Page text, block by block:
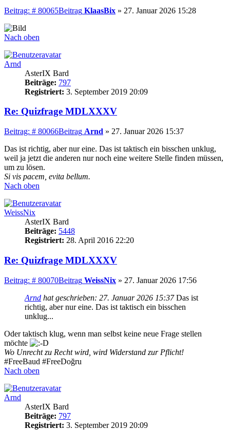
Beitrag: # 80065Beitrag KlaasBix » 27. Januar 2026 15:28
Nach oben
Arnd
AsterIX Bard
Beiträge: 797
Registriert: 3. September 2019 20:09
Re: Quizfrage MDLXXXV
Beitrag: # 80066Beitrag Arnd » 27. Januar 2026 15:37
Das ist richtig, aber nur eine. Das ist taktisch ein bisschen unklug,
weil ja jetzt die anderen nur noch eine weitere Stelle finden müssen,
um zu lösen.
Si vis pacem, evita bellum.
Nach oben
WeissNix
AsterIX Bard
Beiträge: 5448
Registriert: 28. April 2016 22:20
Re: Quizfrage MDLXXXV
Beitrag: # 80070Beitrag WeissNix » 27. Januar 2026 17:56
Arnd hat geschrieben: 27. Januar 2026 15:37Das ist
richtig, aber nur eine. Das ist taktisch ein bisschen
unklug...
Oder taktisch klug, wenn man selbst keine neue Frage stellen
möchte
Wo Unrecht zu Recht wird, wird Widerstand zur Pflicht!
#FreeBaud #FreeDoğru
Nach oben
Arnd
AsterIX Bard
Beiträge: 797
Registriert: 3. September 2019 20:09